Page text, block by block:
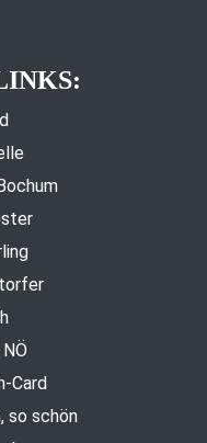
Card
so schön